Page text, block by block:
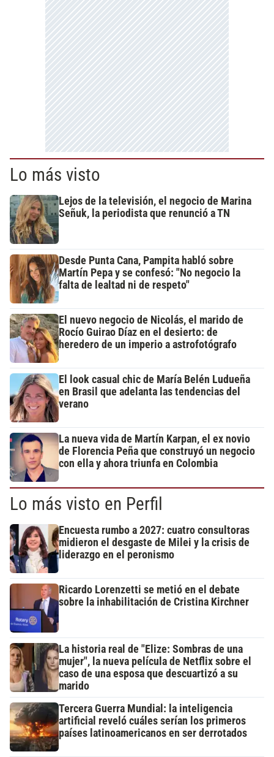
Lo más visto
Lejos de la televisión, el negocio de Marina
Señuk, la periodista que renunció a TN
Desde Punta Cana, Pampita habló sobre
Martín Pepa y se confesó: "No negocio la
falta de lealtad ni de respeto"
El nuevo negocio de Nicolás, el marido de
Rocío Guirao Díaz en el desierto: de
heredero de un imperio a astrofotógrafo
El look casual chic de María Belén Ludueña
en Brasil que adelanta las tendencias del
verano
La nueva vida de Martín Karpan, el ex novio
de Florencia Peña que construyó un negocio
con ella y ahora triunfa en Colombia
Lo más visto en Perfil
Encuesta rumbo a 2027: cuatro consultoras
midieron el desgaste de Milei y la crisis de
liderazgo en el peronismo
Ricardo Lorenzetti se metió en el debate
sobre la inhabilitación de Cristina Kirchner
La historia real de "Elize: Sombras de una
mujer", la nueva película de Netflix sobre el
caso de una esposa que descuartizó a su
marido
Tercera Guerra Mundial: la inteligencia
artificial reveló cuáles serían los primeros
países latinoamericanos en ser derrotados